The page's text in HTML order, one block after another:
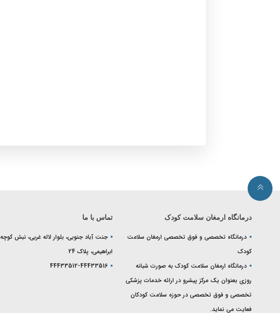
درمانگاه ارمغان سلامت کودک
درمانگاه تخصصی و فوق تخصصی ارمغان سلامت
کودک
درمانگاه ارمغان سلامت کودک به صورت شبانه
روزی بعنوان یک مرکز پیشرو در ارائه خدمات پزشکی
تخصصی و فوق تخصصی در حوزه سلامت کودکان
فعایت می نماید.
تماس با ما
جنت آباد جنوبی، بلوار لاله غربی، نبش کوچه
ابراهیمی، پلاک 24
44433512-44433516